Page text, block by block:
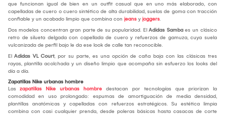
que funcionan igual de bien en un outfit casual que en uno más elaborado, con
capelladas de cuero o cuero sintético de alta durabilidad, suelas de goma con tracción
confiable y un acabado limpio que combina con jeans y joggers.
Dos modelos concentran gran parte de su popularidad. El Adidas Samba es un clásico
retro de silueta delgada con capellada de cuero y refuerzos de gamuza, cuya suela
vulcanizada de perfil bajo le da ese look de calle tan reconocible.
El Adidas VL Court, por su parte, es una opción de caña baja con las clásicas tres
rayas, plantilla acolchada y un diseño limpio que acompaña sin esfuerzo los looks del
día a día.
Zapatillas Nike urbanas hombre
Las zapatillas Nike urbanas hombre destacan por tecnologías que priorizan la
comodidad en uso prolongado: espumas de amortiguación de media densidad,
plantillas anatómicas y capelladas con refuerzos estratégicos. Su estética limpia
combina con casi cualquier prenda, desde poleras básicas hasta casacas de corte